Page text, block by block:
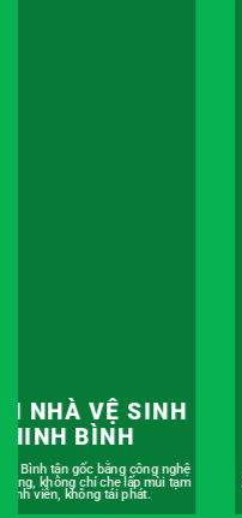
CHẬU RỬA
NINH BÌNH
sẽ có mặt nhanh chóng để
nghi cho sinh hoạt hàng ngày
bạn